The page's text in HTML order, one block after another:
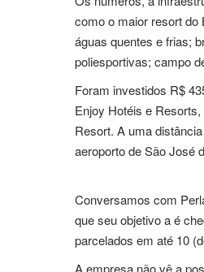
como o maior resort do
águas quentes e frias;
poliesportivas; campo
Foram investidos R$
Enjoy Hotéis e
Resort. A uma
aeroporto de São José
Conversamos com
que seu objetivo a é
parcelados em até 10
A empresa não vê a